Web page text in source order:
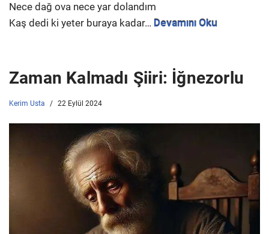
Nece dağ ova nece yar dolandım
Kaş dedi ki yeter buraya kadar… Devamını Oku
Zaman Kalmadı Şiiri: İğnezorlu
Kerim Usta 22 Eylül 2024